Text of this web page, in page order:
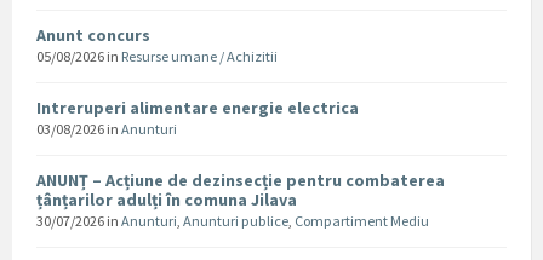
Anunt concurs
05/08/2026 in Resurse umane / Achizitii
Intreruperi alimentare energie electrica
03/08/2026 in Anunturi
ANUNȚ – Acțiune de dezinsecție pentru combaterea
țânțarilor adulți în comuna Jilava
30/07/2026 in Anunturi, Anunturi publice, Compartiment Mediu